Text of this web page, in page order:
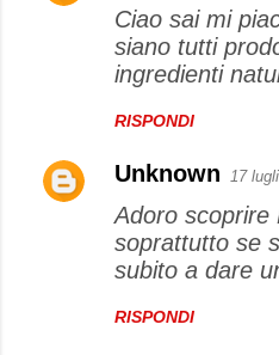
Ciao sai mi
siano tutti
ingredienti
RISPONDI
Unknown 17
Adoro scoprire
soprattutto se
subito a dare
RISPONDI